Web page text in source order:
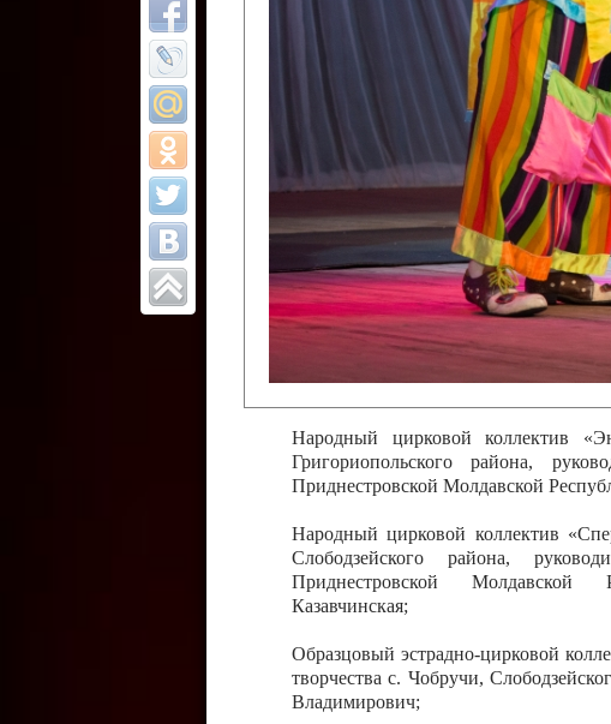
Все отчеты
Финал
цирковых
Приднестровского
Участники фестиваля:
Образцовый эстрадно-цирковой
Протягайловка, г. Бендеры ,
Народный цирковой клоунский
досуговый центр «Шелковик»
культуры Приднестровской
Олег Степанович Райлян;
Народный цирковой коллектив
Григориопольского района,
Приднестровской Молдавской
Народный цирковой коллектив
Слободзейского района,
Приднестровской
Казавчинская;
Образцовый эстрадно-цирковой
творчества с. Чобручи,
Владимирович;